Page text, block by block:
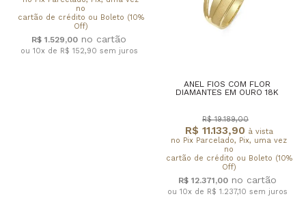
no
cartão de crédito ou Boleto (10%
Off)
R$ 1.529,00
ou 10x de R$ 152,90 sem juros
ANEL FIOS COM FLOR
DIAMANTES EM OURO 18K
R$ 11.133,90 à vista
no Pix Parcelado, Pix, uma vez
no
cartão de crédito ou Boleto (10%
Off)
R$ 19.189,00
R$ 12.371,00
ou 10x de R$ 1.237,10 sem juros